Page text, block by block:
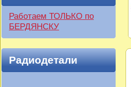
Работаем ТОЛЬКО по
БЕРДЯНСКУ
Радиодетали